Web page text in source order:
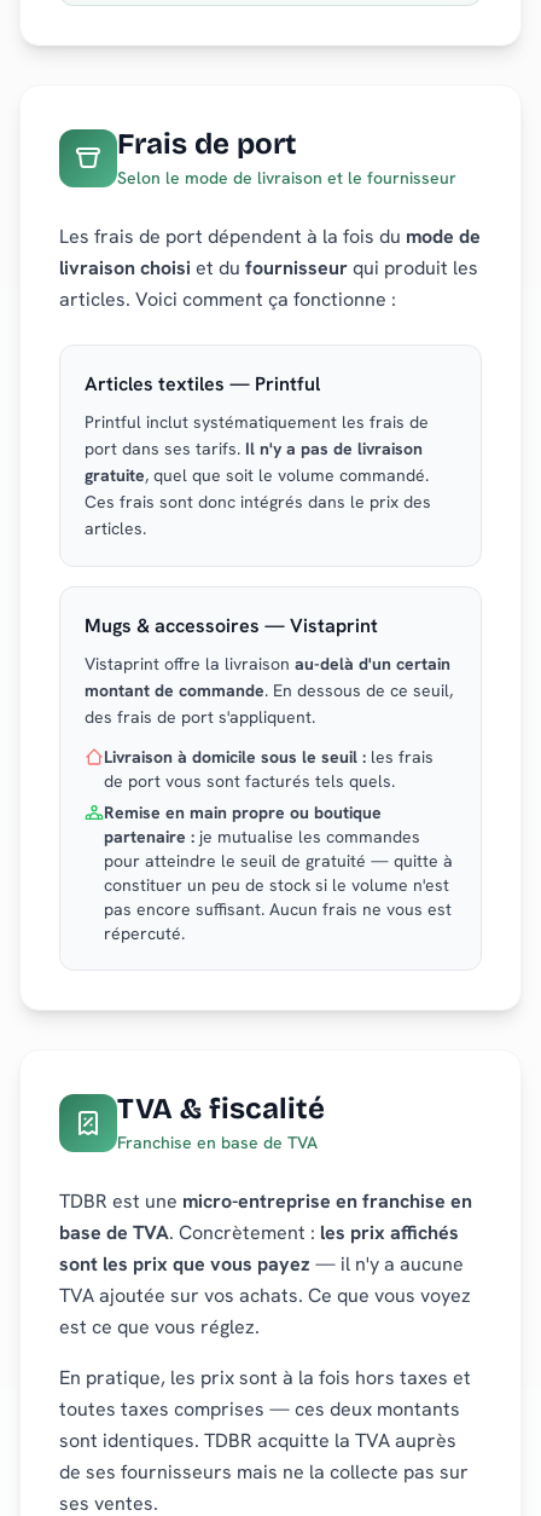
Frais de port
Selon le mode de livraison et le fournisseur
Les frais de port dépendent à la fois du mode de
livraison choisi et du fournisseurqui produit les
articles. Voici comment ça fonctionne :
Articles textiles — Printful
Printful inclut systématiquement les frais de
port dans ses tarifs. Il n'y a pas de livraison
gratuite, quel que soit le volume commandé.
Ces frais sont donc intégrés dans le prix des
articles.
Mugs & accessoires — Vistaprint
Vistaprint offre la livraison au-delà d'un certain
montant de commande. En dessous de ce seuil,
des frais de port s'appliquent.
Livraison à domicile sous le seuil : les frais
de port vous sont facturés tels quels.
Remise en main propre ou boutique
partenaire : je mutualise les commandes
pour atteindre le seuil de gratuité — quitte à
constituer un peu de stock si le volume n'est
pas encore suffisant. Aucun frais ne vous est
répercuté.
TVA & fiscalité
Franchise en base de TVA
TDBR est une micro-entreprise en franchise en
base de TVA. Concrètement : les prix affichés
sont les prix que vous payez — il n'y a aucune
TVA ajoutée sur vos achats. Ce que vous voyez
est ce que vous réglez.
En pratique, les prix sont à la fois hors taxes et
toutes taxes comprises — ces deux montants
sont identiques. TDBR acquitte la TVA auprès
de ses fournisseurs mais ne la collecte pas sur
ses ventes.